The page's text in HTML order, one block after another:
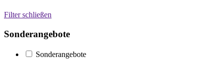
Filter schließen
Sonderangebote
Sonderangebote